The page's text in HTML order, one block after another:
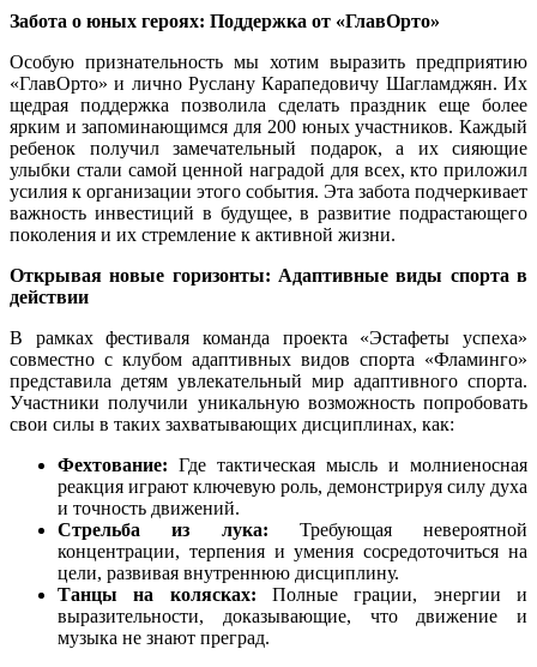
Забота о юных героях: Поддержка от «ГлавОрто»
Особую признательность мы хотим выразить предприятию
«ГлавОрто» и лично Руслану Карапедовичу Шагламджян. Их
щедрая поддержка позволила сделать праздник еще более
ярким и запоминающимся для 200 юных участников. Каждый
ребенок получил замечательный подарок, а их сияющие
улыбки стали самой ценной наградой для всех, кто приложил
усилия к организации этого события. Эта забота подчеркивает
важность инвестиций в будущее, в развитие подрастающего
поколения и их стремление к активной жизни.
Открывая новые горизонты: Адаптивные виды спорта в
действии
В рамках фестиваля команда проекта «Эстафеты успеха»
совместно с клубом адаптивных видов спорта «Фламинго»
представила детям увлекательный мир адаптивного спорта.
Участники получили уникальную возможность попробовать
свои силы в таких захватывающих дисциплинах, как:
Фехтование: Где тактическая мысль и молниеносная
реакция играют ключевую роль, демонстрируя силу духа
и точность движений.
Стрельба из лука: Требующая невероятной
концентрации, терпения и умения сосредоточиться на
цели, развивая внутреннюю дисциплину.
Танцы на колясках: Полные грации, энергии и
выразительности, доказывающие, что движение и
музыка не знают преград.